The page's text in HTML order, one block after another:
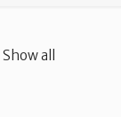
Show all